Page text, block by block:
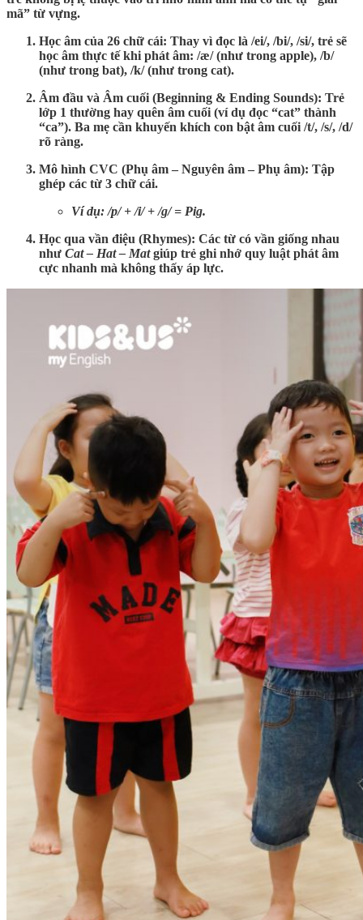
mã” từ vựng.
Học âm của 26 chữ cái: Thay vì đọc là /ei/, /bi/, /si/, trẻ sẽ
học âm thực tế khi phát âm: /æ/ (như trong apple), /b/
(như trong bat), /k/ (như trong cat).
Âm đầu và Âm cuối (Beginning & Ending Sounds): Trẻ
lớp 1 thường hay quên âm cuối (ví dụ đọc “cat” thành
“ca”). Ba mẹ cần khuyến khích con bật âm cuối /t/, /s/, /d/
rõ ràng.
Mô hình CVC (Phụ âm – Nguyên âm – Phụ âm): Tập
ghép các từ 3 chữ cái.
Ví dụ: /p/ + /i/ + /g/ = Pig.
Học qua vần điệu (Rhymes): Các từ có vần giống nhau
như Cat – Hat – Matgiúp trẻ ghi nhớ quy luật phát âm
cực nhanh mà không thấy áp lực.